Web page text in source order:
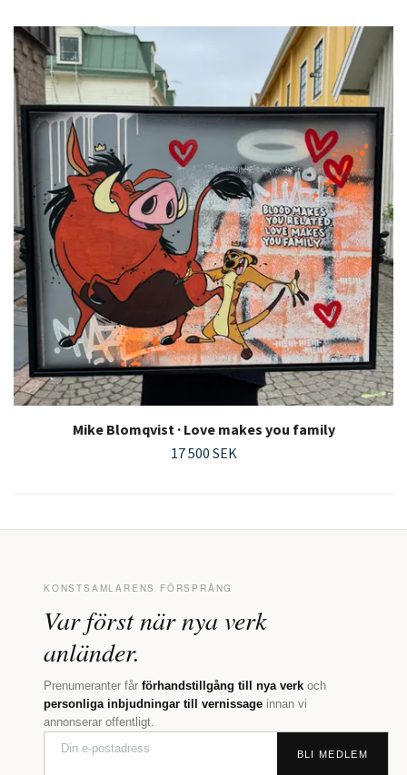
Mike Blomqvist · Love makes you family
17 500 SEK
KONSTSAMLARENS FÖRSPRÅNG
Var först när nya verk
anländer.
Prenumeranter får förhandstillgång till nya verk och
personliga inbjudningar till vernissage innan vi
annonserar offentligt.
BLI MEDLEM